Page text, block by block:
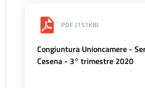
PDF (151KB)
Congiuntura Unioncamere -
Cesena - 3° trimestre 2020